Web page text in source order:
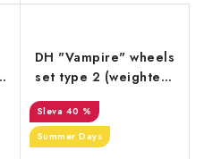
DH "Vampire" wheels
set type 2 (weighted)
40 %
Summer Days